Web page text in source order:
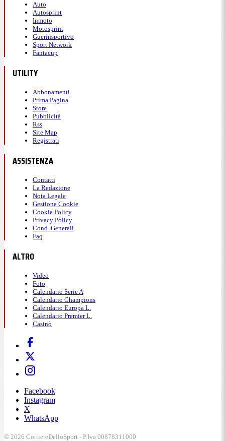
Auto
Autosprint
Inmoto
Motosprint
Guerinsportivo
Sport Network
Fantacup
UTILITY
Abbonamenti
Prima Pagina
Store
Pubblicità
Rss
Site Map
Registrati
ASSISTENZA
Contatti
La Redazione
Nota Legale
Gestione Cookie
Cookie Policy
Privacy Policy
Cond. Generali
Faq
ALTRO
Video
Foto
Calendario Serie A
Calendario Champions
Calendario Europa L.
Calendario Premier L.
Casinò
Facebook
Instagram
X
WhatsApp
© 2026 CorriereDelloSport - P.Iva 00878311000